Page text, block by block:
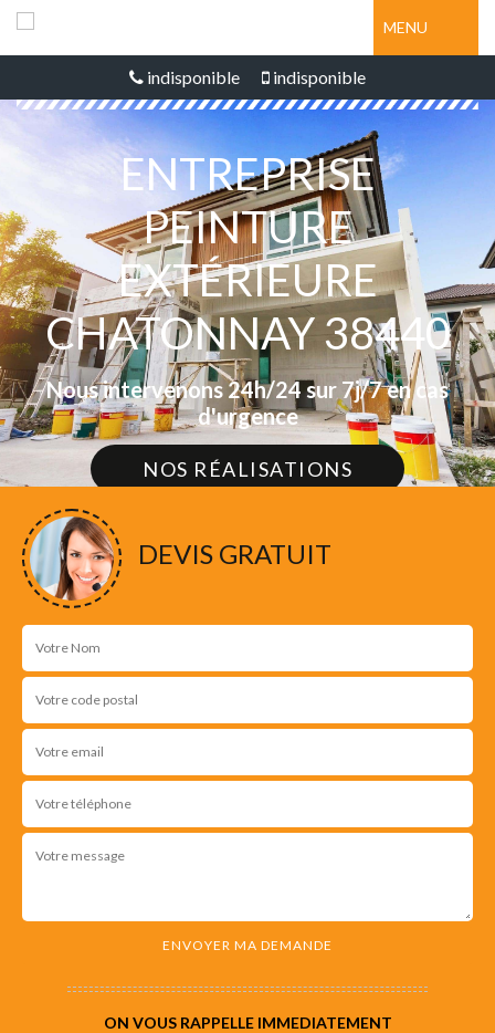
MENU
indisponible indisponible
ENTREPRISE
PEINTURE
EXTÉRIEURE
CHATONNAY 38440
Nous intervenons 24h/24 sur 7j/7 en cas
d'urgence
NOS RÉALISATIONS
DEVIS GRATUIT
ON VOUS RAPPELLE IMMEDIATEMENT